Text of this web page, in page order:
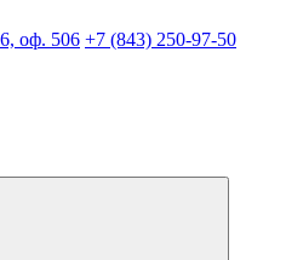
оф. 506 +7 (843) 250-97-50